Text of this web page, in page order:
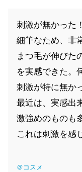
刺激が無かった！
細筆なため、非
まつ毛が伸びた
を実感できた。
刺激が特に無か
最近は、実感出
激強めのものも
これは刺激を感
＠コスメ